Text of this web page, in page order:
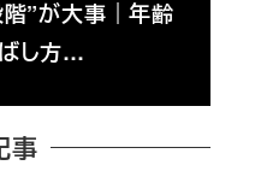
”が大事｜年齢
し方…
事